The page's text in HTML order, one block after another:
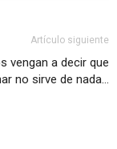
Artículo siguiente
vengan a decir que
no sirve de nada…